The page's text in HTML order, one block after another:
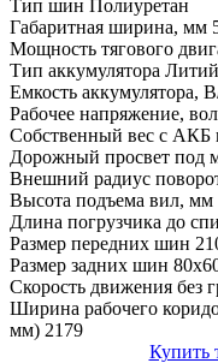
Тип шин Полиуретан
Габаритная ширина, мм
Мощность тягового
Тип аккумулятора
Емкость аккумулятора,
Рабочее напряжение,
Собственный вес с АКБ
Дорожный просвет под
Внешний радиус
Высота подъема вил, мм
Длина погрузчика до
Размер передних шин
Размер задних шин
Скорость движения без
Ширина рабочего
мм) 2179
Купить